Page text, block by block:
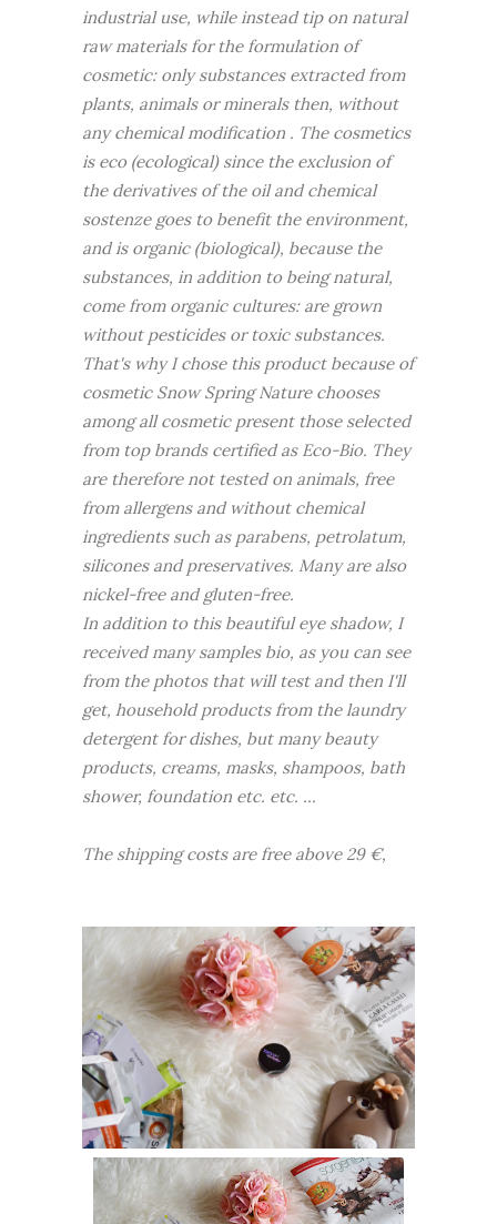
industrial use, while instead tip on natural
raw materials for the formulation of
cosmetic: only substances extracted from
plants, animals or minerals then, without
any chemical modification . The cosmetics
is eco (ecological) since the exclusion of
the derivatives of the oil and chemical
sostenze goes to benefit the environment,
and is organic (biological), because the
substances, in addition to being natural,
come from organic cultures: are grown
without pesticides or toxic substances.
That's why I chose this product because of
cosmetic Snow Spring Nature chooses
among all cosmetic present those selected
from top brands certified as Eco-Bio. They
are therefore not tested on animals, free
from allergens and without chemical
ingredients such as parabens, petrolatum,
silicones and preservatives. Many are also
nickel-free and gluten-free.
In addition to this beautiful eye shadow, I
received many samples bio, as you can see
from the photos that will test and then I'll
get, household products from the laundry
detergent for dishes, but many beauty
products, creams, masks, shampoos, bath
shower, foundation etc. etc. ...
The shipping costs are free above 29 €,